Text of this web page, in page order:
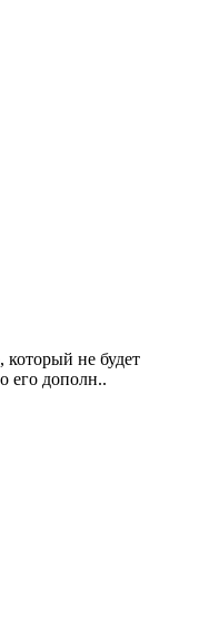
не будет
его дополн..